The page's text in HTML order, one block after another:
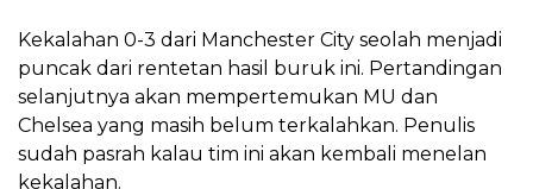
Kekalahan 0-3 dari Manchester City seolah menjadi
puncak dari rentetan hasil buruk ini. Pertandingan
selanjutnya akan mempertemukan MU dan
Chelsea yang masih belum terkalahkan. Penulis
sudah pasrah kalau tim ini akan kembali menelan
kekalahan.